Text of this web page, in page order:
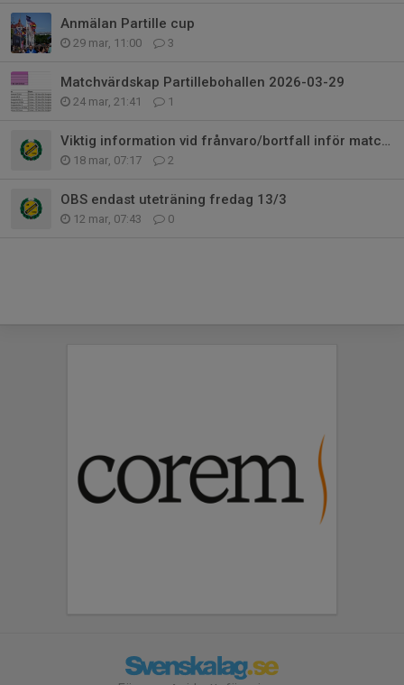
Anmälan Partille cup
29 mar, 11:00 3
Matchvärdskap Partillebohallen 2026-03-29
24 mar, 21:41 1
Viktig information vid frånvaro/bortfall inför match eller turnering
18 mar, 07:17 2
OBS endast uteträning fredag 13/3
12 mar, 07:43 0